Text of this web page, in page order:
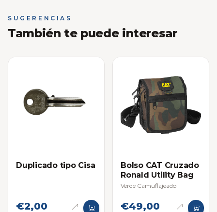
SUGERENCIAS
También te puede interesar
Duplicado tipo Cisa
€2,00
Bolso CAT Cruzado
Ronald Utility Bag
Verde Camuflajeado
€49,00